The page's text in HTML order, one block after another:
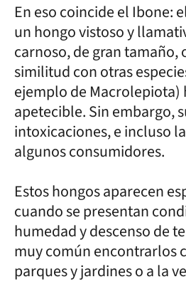
En eso coincide el Ibone:
un hongo vistoso y
carnoso, de gran tamaño,
similitud con otras
ejemplo de Macrolepiota)
apetecible. Sin embargo,
intoxicaciones, e incluso
algunos consumidores.
Estos hongos aparecen
cuando se presentan
humedad y descenso de
muy común encontrarlos
parques y jardines o a la